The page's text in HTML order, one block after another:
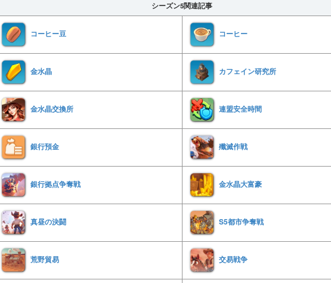
シーズン5関連記事
コーヒー豆 コーヒー
金水晶 カフェイン研究所
金水晶交換所 連盟安全時間
銀行預金 殲滅作戦
銀行拠点争奪戦 金水晶大富豪
真昼の決闘 S5都市争奪戦
荒野貿易 交易戦争